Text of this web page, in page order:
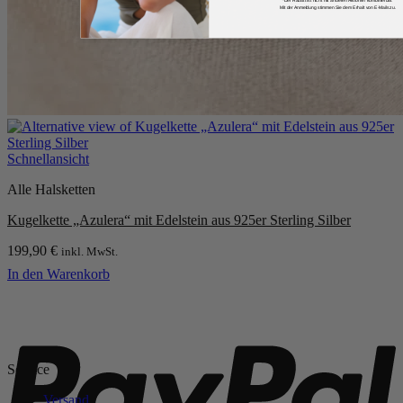
Schnellansicht
Alle Halsketten
Kugelkette „Azulera“ mit Edelstein aus 925er Sterling Silber
199,90 € inkl. MwSt.
In den Warenkorb
Service
Versand
Mit der Anmeldung stimmen Sie dem Erhalt von E-Mails zu.